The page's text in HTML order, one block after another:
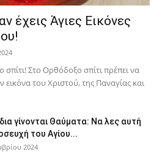
έχεις Άγιες Εικόνες
Στο Ορθόδοξο σπίτι πρέπει να
εικόνα του Χριστού, της Παν­αγίας και
γίνονται Θαύματα: Να λες αυτή
του Αγίου...
2024